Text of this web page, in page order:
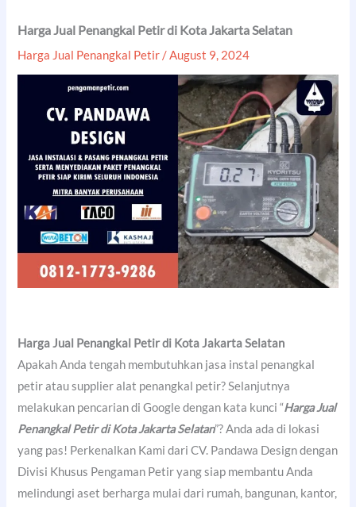
Harga Jual Penangkal Petir di Kota Jakarta Selatan
Harga Jual Penangkal Petir /August 9, 2024
Harga Jual Penangkal Petir di Kota Jakarta Selatan
Apakah Anda tengah membutuhkan jasa instal penangkal
petir atau supplier alat penangkal petir? Selanjutnya
melakukan pencarian di Google dengan kata kunci “Harga Jual
Penangkal Petir di Kota Jakarta Selatan”? Anda ada di lokasi
yang pas! Perkenalkan Kami dari CV. Pandawa Design dengan
Divisi Khusus Pengaman Petir yang siap membantu Anda
melindungi aset berharga mulai dari rumah, bangunan, kantor,